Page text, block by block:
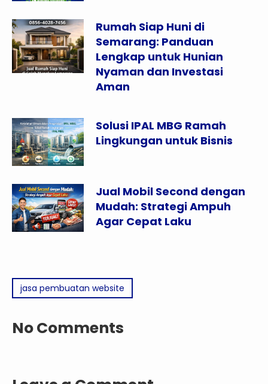
Rumah Siap Huni di
Semarang: Panduan
Lengkap untuk Hunian
Nyaman dan Investasi
Aman
Solusi IPAL MBG Ramah
Lingkungan untuk Bisnis
Jual Mobil Second dengan
Mudah: Strategi Ampuh
Agar Cepat Laku
jasa pembuatan website
No Comments